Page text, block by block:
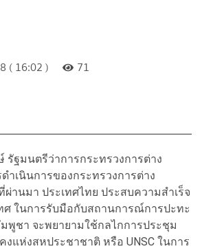
( 16:02 )
71
รัฐมนตรีว่าการกระทรวงการต่าง
ำเนินการของกระทรวงการต่าง
านมา ประเทศไทย ประสบความสำเร็จ
ศ ในการรับมือกับสถานการณ์การปะทะ
พูชา จะพยายามใช้กลไกการประชุม
แห่งสหประชาชาติ หรือ UNSC ในการ